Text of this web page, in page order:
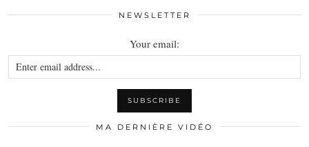
NEWSLETTER
Your email:
MA DERNIÈRE VIDÉO